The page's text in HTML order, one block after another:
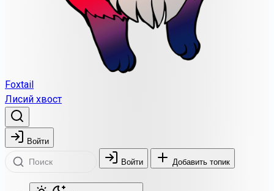
Foxtail
Лисий хвост
Войти
Войти Добавить топик